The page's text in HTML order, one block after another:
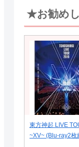
★お勧め
東方神起 LIVE
~XV~ (Blu-ray2枚